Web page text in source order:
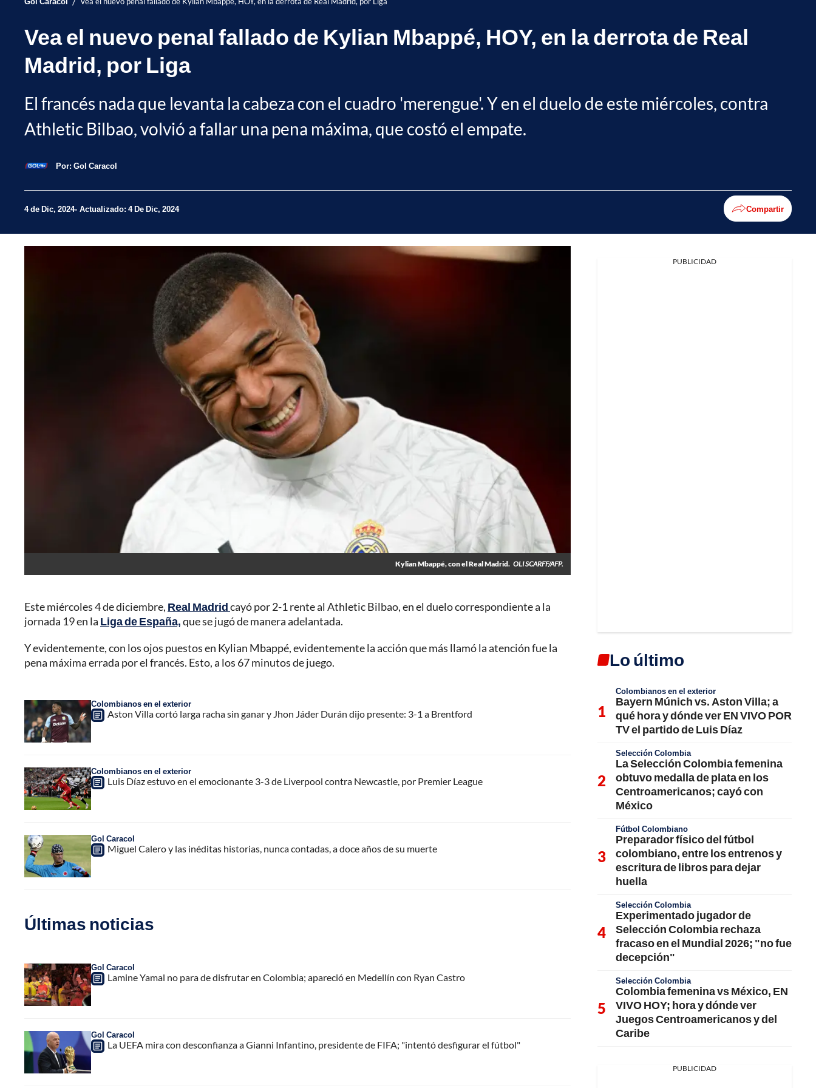
Vea el nuevo penal fallado de Kylian Mbappé, HOY, en la derrota de Real
Madrid, por Liga
El francés nada que levanta la cabeza con el cuadro 'merengue'. Y en el duelo de este miércoles, contra
Athletic Bilbao, volvió a fallar una pena máxima, que costó el empate.
Por: Gol Caracol
4 de Dic, 2024 Actualizado: 4 De Dic, 2024 Compartir
Kylian Mbappé, con el Real Madrid. OLI SCARFF/AFP.
Este miércoles 4 de diciembre, Real Madridcayó por 2-1 rente al Athletic Bilbao, en el duelo correspondiente a la
jornada 19 en la Liga de España,que se jugó de manera adelantada.
Y evidentemente, con los ojos puestos en Kylian Mbappé, evidentemente la acción que más llamó la atención fue la
pena máxima errada por el francés. Esto, a los 67 minutos de juego.
Colombianos en el exterior
Aston Villa cortó larga racha sin ganar y Jhon Jáder Durán dijo presente: 3-1 a Brentford
Colombianos en el exterior
Luis Díaz estuvo en el emocionante 3-3 de Liverpool contra Newcastle, por Premier League
Gol Caracol
Miguel Calero y las inéditas historias, nunca contadas, a doce años de su muerte
Últimas noticias
Gol Caracol
Lamine Yamal no para de disfrutar en Colombia; apareció en Medellín con Ryan Castro
Gol Caracol
La UEFA mira con desconfianza a Gianni Infantino, presidente de FIFA; "intentó desfigurar el fútbol"
PUBLICIDAD
Lo último
Colombianos en el exterior
Bayern Múnich vs. Aston Villa; a
qué hora y dónde ver EN VIVO POR
TV el partido de Luis Díaz
Selección Colombia
La Selección Colombia femenina
obtuvo medalla de plata en los
Centroamericanos; cayó con
México
Fútbol Colombiano
Preparador físico del fútbol
colombiano, entre los entrenos y
escritura de libros para dejar
huella
Selección Colombia
Experimentado jugador de
Selección Colombia rechaza
fracaso en el Mundial 2026; "no fue
decepción"
Selección Colombia
Colombia femenina vs México, EN
VIVO HOY; hora y dónde ver
Juegos Centroamericanos y del
Caribe
PUBLICIDAD